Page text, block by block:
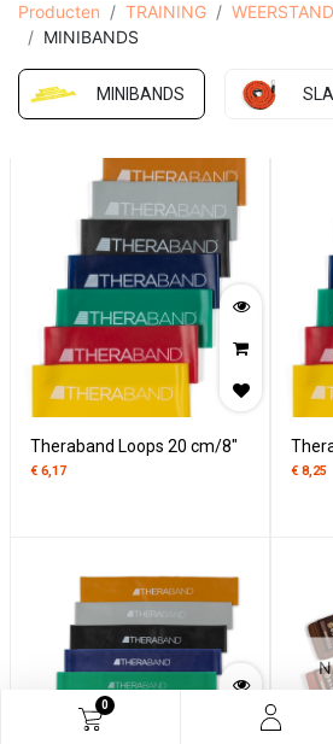
0
Producten TRAINING
MINIBANDS
MINIBANDS
Theraband Loops 20 cm/8"
€ 6,17 € 8,25